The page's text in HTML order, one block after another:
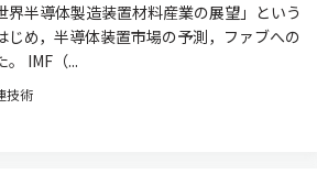
界半導体製造装置材料産業の展望」という
じめ，半導体装置市場の予測，ファブへの
IMF（...
技術